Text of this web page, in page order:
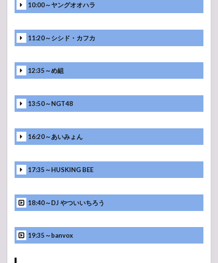
10:00～ヤングオオハラ
11:20～シシド・カフカ
12:35～め組
13:50～NGT48
16:20～あいみょん
17:35～HUSKING BEE
18:40～DJ やついいちろう
19:35～banvox